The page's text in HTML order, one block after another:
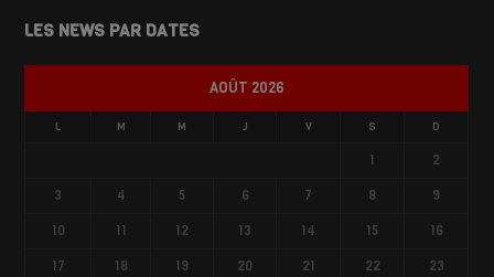
LES NEWS PAR DATES
AOÛT 2026
L M M J V S D
1
2
3
4 5 6 7 8
9
10
11 12 13 14 15
16
17
18 19 20 21 22
23